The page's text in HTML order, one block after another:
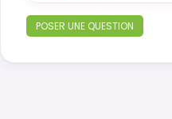
POSER UNE QUESTION